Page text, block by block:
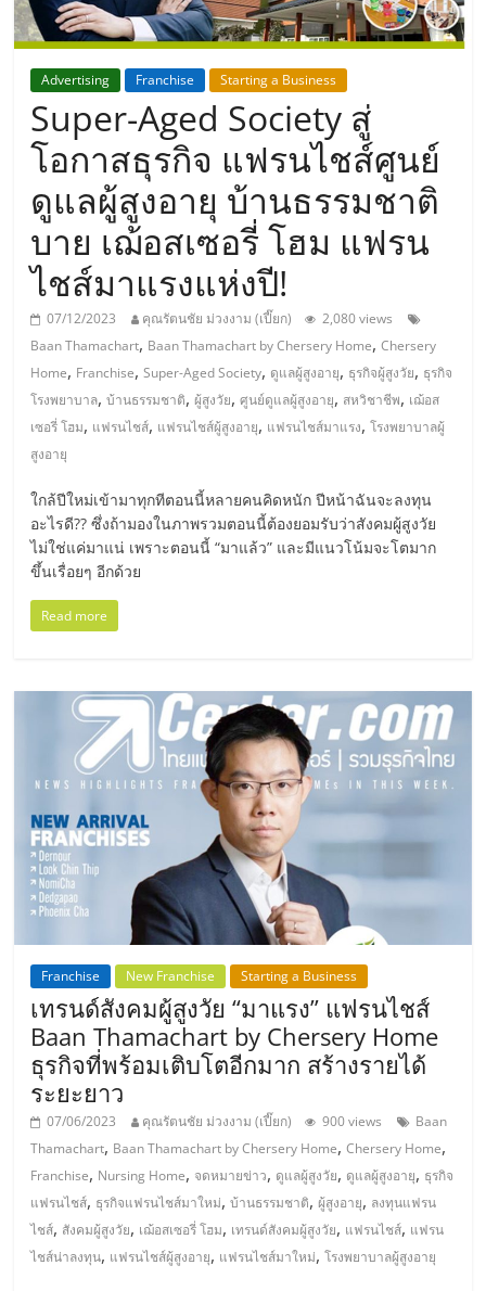
รวม
ธุรกิจ
เอ
ส
เอ็
มอี
ไทย,
SMEs,
แฟ
รน
ไชส์,
ปรึกษา
แฟ
รน
ไชส์,
รวม
แฟ
รน
ไชส์
ขาย
แฟ
Advertising Franchise Starting a Business
Super-Aged Society สู่
โอกาสธุรกิจ แฟรนไชส์ศูนย์
ดูแลผู้สูงอายุ บ้านธรรมชาติ
บาย เฌ้อสเซอรี่ โฮม แฟรน
ไชส์มาแรงแห่งปี!
07/12/2023 คุณรัตนชัย ม่วงงาม (เปี๊ยก)
2,080 views
Baan Thamachart, Baan Thamachart by Chersery Home,Chersery
Home, Franchise,Super-Aged Society, ดูแลผู้สูงอายุ, ธุรกิจผู้สูงวัย, ธุรกิจ
โรงพยาบาล,บ้านธรรมชาติ,ผู้สูงวัย,ศูนย์ดูแลผู้สูงอายุ, สหวิชาชีพ, เฌ้อส
เซอรี่ โฮม, แฟรนไชส์, แฟรนไชส์ผู้สูงอายุ, แฟรนไชส์มาแรง,โรงพยาบาลผู้
สูงอายุ
ใกล้ปีใหม่เข้ามาทุกทีตอนนี้หลายคนคิดหนัก ปีหน้าฉันจะลงทุน
อะไรดี?? ซึ่งถ้ามองในภาพรวมตอนนี้ต้องยอมรับว่าสังคมผู้สูงวัย
ไม่ใช่แค่มาแน่ เพราะตอนนี้ “มาแล้ว” และมีแนวโน้มจะโตมาก
ขึ้นเรื่อยๆ อีกด้วย
Read more
Franchise New Franchise Starting a Business
เทรนด์สังคมผู้สูงวัย “มาแรง” แฟรนไชส์
Baan Thamachart by Chersery Home
ธุรกิจที่พร้อมเติบโตอีกมาก สร้างรายได้
ระยะยาว
07/06/2023 คุณรัตนชัย ม่วงงาม (เปี๊ยก) 900 views
Baan
Thamachart, Baan Thamachart by Chersery Home,Chersery Home,
Franchise, Nursing Home, จดหมายข่าว, ดูแลผู้สูงวัย, ดูแลผู้สูงอายุ, ธุรกิจ
แฟรนไชส์, ธุรกิจแฟรนไชส์มาใหม่,บ้านธรรมชาติ,ผู้สูงอายุ, ลงทุนแฟรน
ไชส์, สังคมผู้สูงวัย, เฌ้อสเซอรี่ โฮม, เทรนด์สังคมผู้สูงวัย, แฟรนไชส์, แฟรน
ไชส์น่าลงทุน, แฟรนไชส์ผู้สูงอายุ, แฟรนไชส์มาใหม่,โรงพยาบาลผู้สูงอายุ